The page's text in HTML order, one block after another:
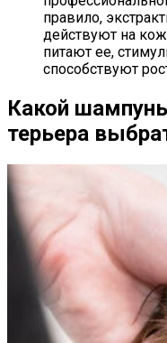
правило,
действуют на
питают ее,
способствуют
Какой
терьера